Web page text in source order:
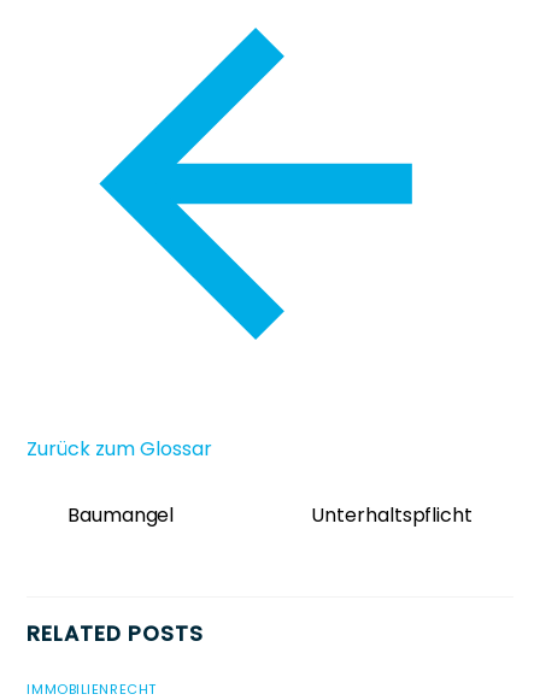
Zurück zum Glossar
Baumangel Unterhaltspflicht
RELATED POSTS
IMMOBILIENRECHT